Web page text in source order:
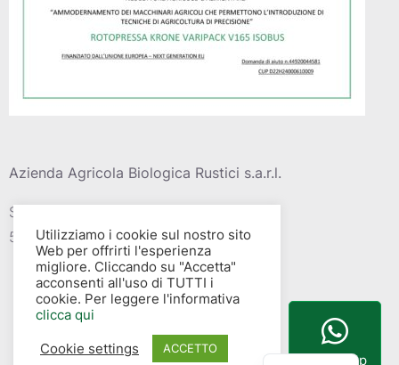
Azienda Agricola Biologica Rustici s.a.r.l.
Strada vic. Della barca del grazi, 4
58015 – Albinia (GR)
Utilizziamo i cookie sul nostro sito
Web per offrirti l'esperienza
migliore. Cliccando su "Accetta"
acconsenti all'uso di TUTTI i
cookie. Per leggere l'informativa
clicca qui
Cookie settings
ACCETTO
WhatsApp
English